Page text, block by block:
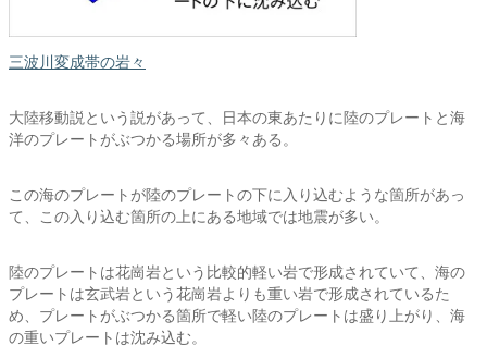
三波川変成帯の岩々
大陸移動説という説があって、日本の東あたりに陸のプレートと海
洋のプレートがぶつかる場所が多々ある。
この海のプレートが陸のプレートの下に入り込むような箇所があっ
て、この入り込む箇所の上にある地域では地震が多い。
陸のプレートは花崗岩という比較的軽い岩で形成されていて、海の
プレートは玄武岩という花崗岩よりも重い岩で形成されているた
め、プレートがぶつかる箇所で軽い陸のプレートは盛り上がり、海
の重いプレートは沈み込む。